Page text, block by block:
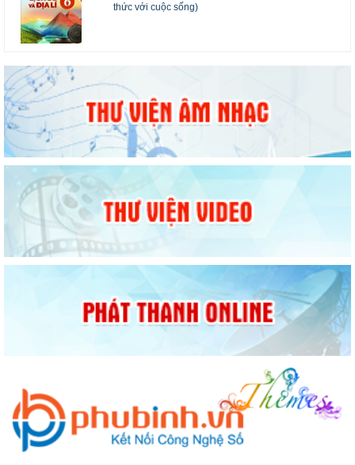
thức với cuộc sống)